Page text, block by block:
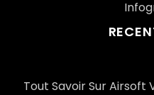
Tout Savoir Sur Airsoft